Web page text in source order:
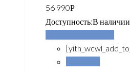
56 990Р
Доступность:В наличии